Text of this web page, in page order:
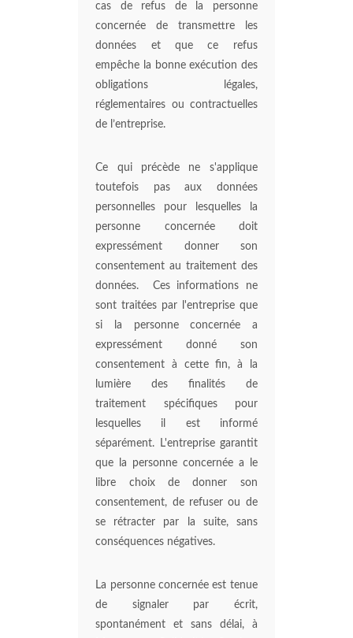
cas de refus de la personne
concernée de transmettre les
données et que ce refus
empêche la bonne exécution des
obligations légales,
réglementaires ou contractuelles
de l’entreprise.
Ce qui précède ne s'applique
toutefois pas aux données
personnelles pour lesquelles la
personne concernée doit
expressément donner son
consentement au traitement des
données. Ces informations ne
sont traitées par l'entreprise que
si la personne concernée a
expressément donné son
consentement à cette fin, à la
lumière des finalités de
traitement spécifiques pour
lesquelles il est informé
séparément. L'entreprise garantit
que la personne concernée a le
libre choix de donner son
consentement, de refuser ou de
se rétracter par la suite, sans
conséquences négatives.
La personne concernée est tenue
de signaler par écrit,
spontanément et sans délai, à